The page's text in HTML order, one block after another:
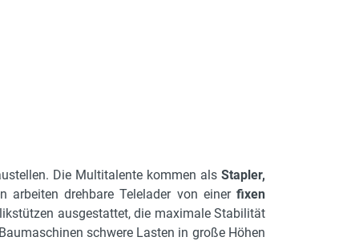
Die Multitalente kommen als Stapler,
drehbare Telelader von einer fixen
ausgestattet, die maximale Stabilität
schwere Lasten in große Höhen